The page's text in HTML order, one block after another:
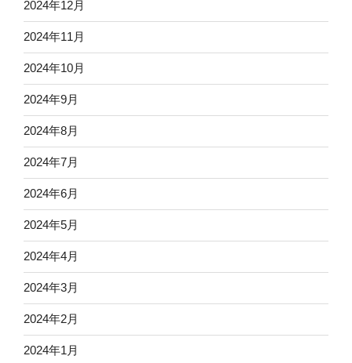
2024年12月
2024年11月
2024年10月
2024年9月
2024年8月
2024年7月
2024年6月
2024年5月
2024年4月
2024年3月
2024年2月
2024年1月